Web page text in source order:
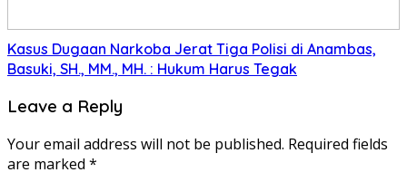
Kasus Dugaan Narkoba Jerat Tiga Polisi di Anambas,
Basuki, SH., MM., MH. : Hukum Harus Tegak
Leave a Reply
Your email address will not be published. Required fields
are marked *